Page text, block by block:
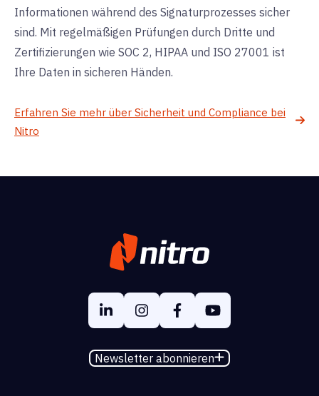
Informationen während des Signaturprozesses sicher
sind. Mit regelmäßigen Prüfungen durch Dritte und
Zertifizierungen wie SOC 2, HIPAA und ISO 27001 ist
Ihre Daten in sicheren Händen.
Erfahren Sie mehr über Sicherheit und Compliance bei
Nitro
Newsletter abonnieren